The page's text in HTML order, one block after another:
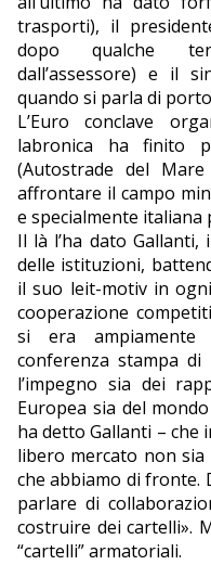
trasporti), il
dopo qualche
dall’assessore) e il
quando si parla di
L’Euro conclave
labronica ha finito
(Autostrade del
affrontare il campo
e specialmente italiana
Il là l’ha dato
delle istituzioni,
il suo leit-motiv in
cooperazione
si era ampiamente
conferenza stampa di
l’impegno sia dei
Europea sia del
ha detto Gallanti – che
libero mercato non
che abbiamo di fronte.
parlare di
costruire dei cartelli».
“cartelli” armatoriali.